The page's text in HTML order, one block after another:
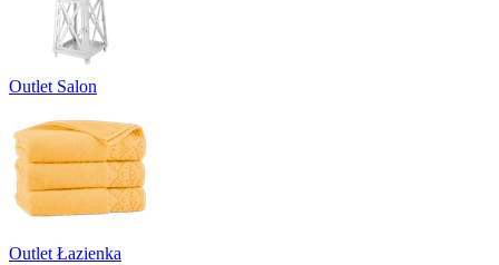
Outlet Salon
Outlet Łazienka